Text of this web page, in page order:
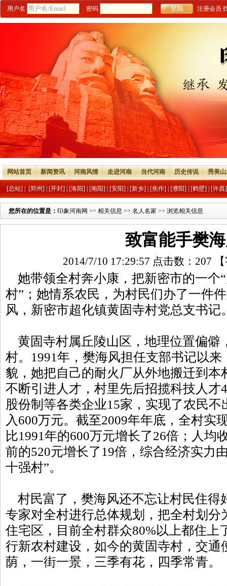
用户名 密码 注册会员
网站首页 新闻资讯 河南风情 走进河南 当代河南 历史传说 秀美
[总站] [郑州] [开封] [洛阳] [南阳] [安阳] [新乡] [焦作] [濮阳] [鹤壁] [许昌]
您所在的位置是： 印象河南网 >> 相关信息 >> 名人名家 >> 浏览相关信息
致富能手樊
2014/7/10 17:29:57 点击数： 207
她带领全村奔小康，把新密市的一个
村”；她情系农民，为村民们办了一件
风，新密市超化镇黄固寺村党总支书记
黄固寺村属丘陵山区，地理位置偏僻
村。1991年，樊海风担任支部书记以
貌，她把自己的耐火厂从外地搬迁到本
不断引进人才，村里先后招揽科技人才
股份制等各类企业15家，实现了农民
入600万元。截至2009年年底，全村实
比1991年的600万元增长了26倍；人均
前的520元增长了19倍，综合经济实力
十强村”。
村民富了，樊海风还不忘让村民住得
专家对全村进行总体规划，把全村划分
住宅区，目前全村群众80%以上都住上
行新农村建设，如今的黄固寺村，交通
荫，一街一景，三季有花，四季常青。